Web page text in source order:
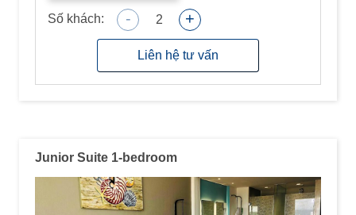
Số khách: - 2 +
Liên hệ tư vấn
Junior Suite 1-bedroom